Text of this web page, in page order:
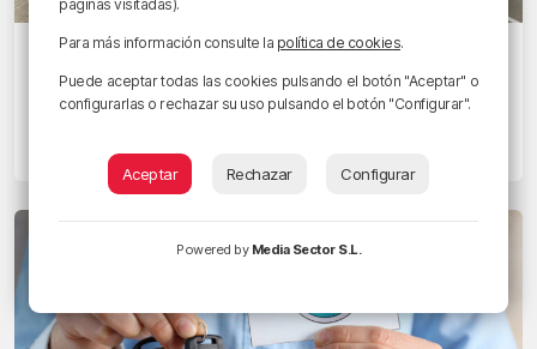
EGUNON BIZKAIA
Corte en la Travesía Párroco Ugaz por
obras en la red de abastecimiento
10/06/2025 • 07:20 • RADIO POPULAR - HERRI IRRATIA
páginas visitadas).
Para más información consulte la política de cookies.
Puede aceptar todas las cookies pulsando el botón "Aceptar" o
configurarlas o rechazar su uso pulsando el botón "Configurar".
Aceptar Rechazar Configurar
Powered by Media Sector S.L.